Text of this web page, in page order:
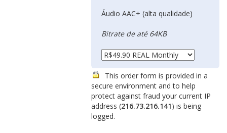
Áudio AAC+ (alta qualidade)
Bitrate de até 64KB
This order form is provided in a
secure environment and to help
protect against fraud your current IP
address (216.73.216.141) is being
logged.